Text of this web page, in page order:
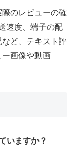
のレビューの確
速度、端子の配
ど、テキスト評
画像や動画
いますか？